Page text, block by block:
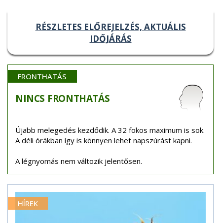
RÉSZLETES ELŐREJELZÉS, AKTUÁLIS
IDŐJÁRÁS
FRONTHATÁS
NINCS FRONTHATÁS
Újabb melegedés kezdődik. A 32 fokos maximum is sok.
A déli órákban így is könnyen lehet napszúrást kapni.
A légnyomás nem változik jelentősen.
HÍREK